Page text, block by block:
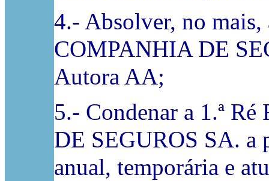
4.- Absolver, no
COMPANHIA DE
Autora AA;
5.- Condenar a 1.ª
DE SEGUROS SA. a
anual, temporária e